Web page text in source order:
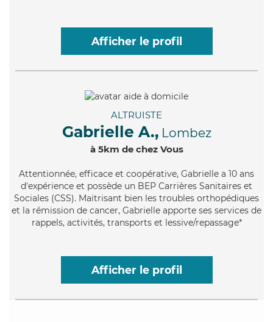
Afficher le profil
ALTRUISTE
Gabrielle A., Lombez
à 5km de chez Vous
Attentionnée, efficace et coopérative, Gabrielle a 10 ans
d'expérience et possède un BEP Carrières Sanitaires et
Sociales (CSS). Maitrisant bien les troubles orthopédiques
et la rémission de cancer, Gabrielle apporte ses services de
rappels, activités, transports et lessive/repassage*
Afficher le profil